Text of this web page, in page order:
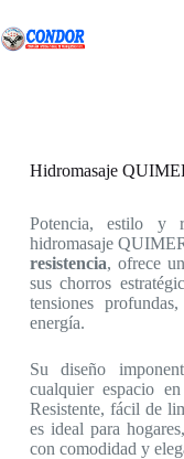
al
contenido
Hidromasaje
Potencia, estilo y
hidromasaje
resistencia, ofrece
sus chorros
tensiones
energía.
Su diseño
cualquier espacio
Resistente, fácil de
es ideal para
con comodidad y